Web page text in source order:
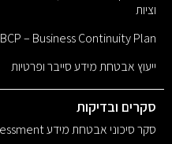
וציות
BCP – Business Continuity Plan – תוכנית המשכיות עסקית
ייעוץ אבטחת מידע סייבר ופרטיות
סקרים ובדיקות
סקר סיכוני אבטחת מידע Security Risk Assessment